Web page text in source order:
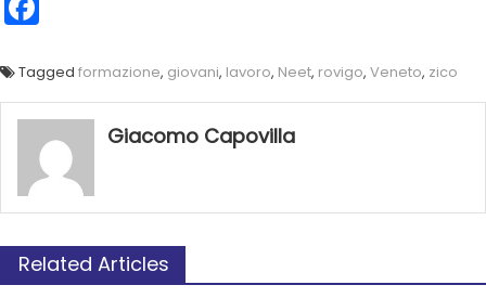
Tagged formazione, giovani, lavoro, Neet, rovigo, Veneto, zico
Giacomo Capovilla
Related Articles